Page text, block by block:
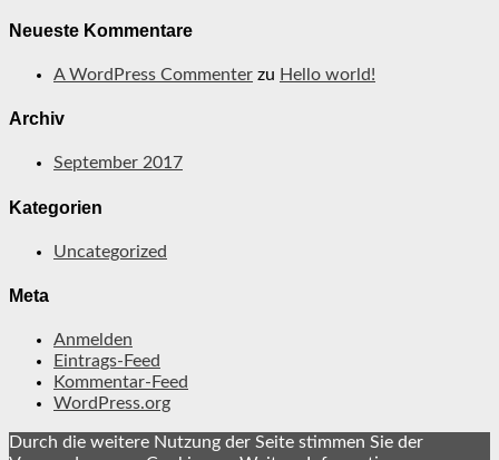
Neueste Kommentare
A WordPress Commenter zu Hello world!
Archiv
September 2017
Kategorien
Uncategorized
Meta
Anmelden
Eintrags-Feed
Kommentar-Feed
WordPress.org
Durch die weitere Nutzung der Seite stimmen Sie der